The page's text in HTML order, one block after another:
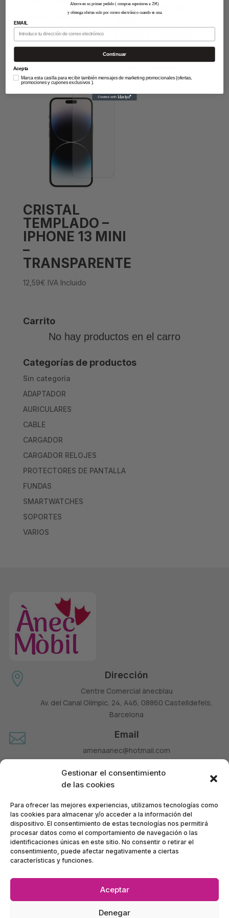
Gestionar el consentimiento
de las cookies
Para ofrecer las mejores experiencias, utilizamos tecnologías como
las cookies para almacenar y/o acceder a la información del
dispositivo. El consentimiento de estas tecnologías nos permitirá
procesar datos como el comportamiento de navegación o las
identificaciones únicas en este sitio. No consentir o retirar el
consentimiento, puede afectar negativamente a ciertas
características y funciones.
Aceptar
Denegar
IVA Incluido
14 / IPHONE
NEGRO
CRISTAL
TEMPLADO –
IPHONE 13 MINI
–
TRANSPARENTE
12,59€ IVA Incluido
Carrito
No hay productos en el carro
Categorías de productos
Sin categoría
ADAPTADOR
AURICULARES
CABLE
CARGADOR
CARGADOR RELOJES
PROTECTORES DE PANTALLA
FUNDAS
SMARTWATCHES
SOPORTES
VARIOS
 Dirección
Centre Comercial ànecblau
Av. del Canal Olímpic, 24, A46, 08860 Castelldefels,
Barcelona
 Email
amenaanec@hotmail.com
Teléfono
660 677 963
Política de Privacidad•Política de Accesibilidad
Ahorre en su primer pedido ( compras superiores a 25€)
y obtenga ofertas solo por correo electrónico cuando se una.
EMAIL
Continuar
Acepta
Marca esta casilla para recibir también mensajes de marketing promocionales (ofertas,
promociones y cupones exclusivos ).